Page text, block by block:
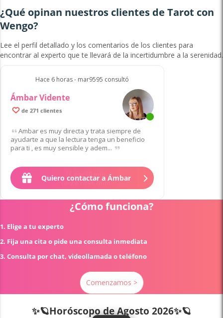
¿Qué opinan nuestros clientes de Tarot con
Wengo?
Lee el perfil detallado y los comentarios de los clientes para
encontrar al experto que te llevará de la incertidumbre a la serenidad.
Hace 6 horas - mar9595 consultó
Ámbar Vidente
de 271 clientes
Ambar es muy directa y trata siempre de
ayudarte a que la lectura tenga un beneficio
para ti , es muy sensible y adem...
Quiero contactar a Ámbar
¿Cómo funciona?
1. Elige a tu experto
2. Fija una cita o pide una consulta inmediata
3. Consulta por chat, videollamada o teléfono
Comenzamos >
✨🪐Horóscopo deAgosto 2026✨🪐